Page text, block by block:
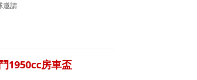
邀請
1950cc房車盃